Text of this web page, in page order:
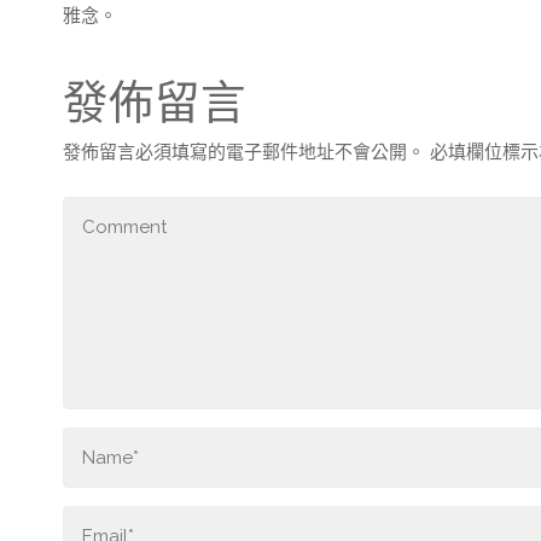
雅念。
發佈留言
發佈留言必須填寫的電子郵件地址不會公開。 必填欄位標